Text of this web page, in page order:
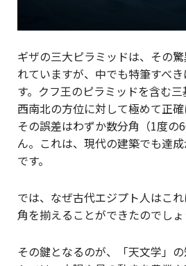
ギザの三大ピラミッドは、その
れていますが、中でも特筆すべ
す。クフ王のピラミッドを含む
西南北の方位に対して極めて正確
その誤差はわずか数分角（1度の
ん。これは、現代の建築でも達
です。
では、なぜ古代エジプト人はこ
角を揃えることができたのでしょ
その鍵となるのが、「天文学」